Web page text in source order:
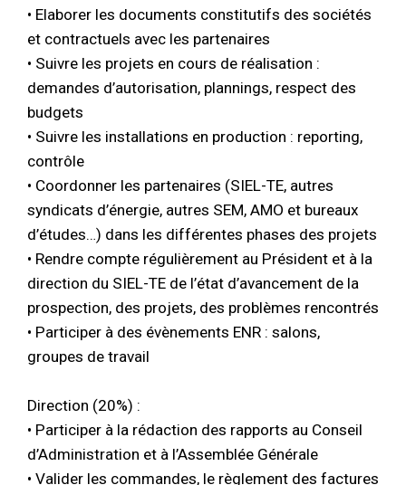
• Elaborer les documents constitutifs des sociétés
et contractuels avec les partenaires
• Suivre les projets en cours de réalisation :
demandes d’autorisation, plannings, respect des
budgets
• Suivre les installations en production : reporting,
contrôle
• Coordonner les partenaires (SIEL-TE, autres
syndicats d’énergie, autres SEM, AMO et bureaux
d’études…) dans les différentes phases des projets
• Rendre compte régulièrement au Président et à la
direction du SIEL-TE de l’état d’avancement de la
prospection, des projets, des problèmes rencontrés
• Participer à des évènements ENR : salons,
groupes de travail
Direction (20%) :
• Participer à la rédaction des rapports au Conseil
d’Administration et à l’Assemblée Générale
• Valider les commandes, le règlement des factures